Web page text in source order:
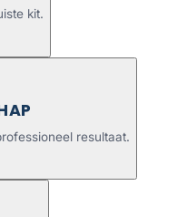
kit.
resultaat.